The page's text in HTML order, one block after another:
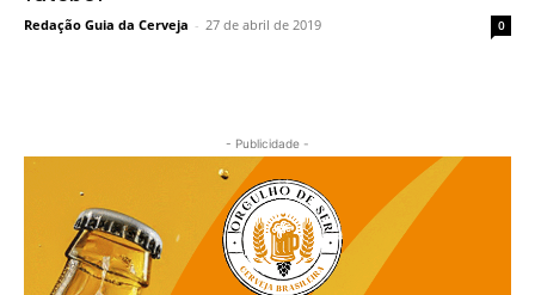
Redação Guia da Cerveja - 27 de abril de 2019 0
- Publicidade -